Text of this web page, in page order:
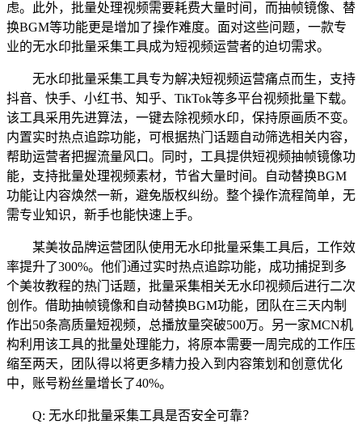
虑。此外，批量处理视频需要耗费大量时间，而抽帧镜像、替
换BGM等功能更是增加了操作难度。面对这些问题，一款专
业的无水印批量采集工具成为短视频运营者的迫切需求。
无水印批量采集工具专为解决短视频运营痛点而生，支持
抖音、快手、小红书、知乎、TikTok等多平台视频批量下载。
该工具采用先进算法，一键去除视频水印，保持原画质不变。
内置实时热点追踪功能，可根据热门话题自动筛选相关内容，
帮助运营者把握流量风口。同时，工具提供短视频抽帧镜像功
能，支持批量处理视频素材，节省大量时间。自动替换BGM
功能让内容焕然一新，避免版权纠纷。整个操作流程简单，无
需专业知识，新手也能快速上手。
某美妆品牌运营团队使用无水印批量采集工具后，工作效
率提升了300%。他们通过实时热点追踪功能，成功捕捉到多
个美妆教程的热门话题，批量采集相关无水印视频后进行二次
创作。借助抽帧镜像和自动替换BGM功能，团队在三天内制
作出50条高质量短视频，总播放量突破500万。另一家MCN机
构利用该工具的批量处理能力，将原本需要一周完成的工作压
缩至两天，团队得以将更多精力投入到内容策划和创意优化
中，账号粉丝量增长了40%。
Q: 无水印批量采集工具是否安全可靠？